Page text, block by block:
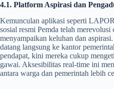
4.1. Platform Aspirasi dan
Kemunculan aplikasi seperti
sosial resmi Pemda telah merevolusi
menyampaikan keluhan dan
datang langsung ke kantor
pendapat, kini mereka cukup
gawai. Aksesibilitas real-time ini
antara warga dan pemerintah lebih